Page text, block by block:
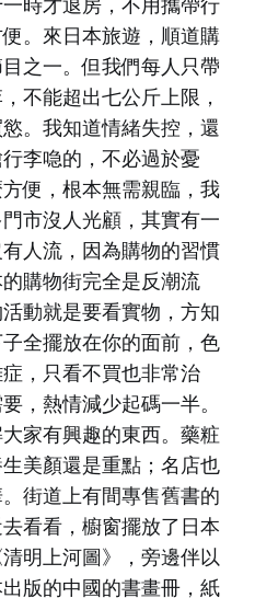
。來日本旅遊，順道購
之一。但我們每人只帶
不能超出七公斤上限，
。我知道情緒失控，還
李喼的，不必過於憂
便，根本無需親臨，我
市沒人光顧，其實有一
人流，因為購物的習慣
購物街完全是反潮流
動就是要看實物，方知
全擺放在你的面前，色
，只看不買也非常治
，熱情減少起碼一半。
家有興趣的東西。藥粧
美顏還是重點；名店也
街道上有間專售舊書的
看看，櫥窗擺放了日本
明上河圖》，旁邊伴以
版的中國的書畫冊，紙